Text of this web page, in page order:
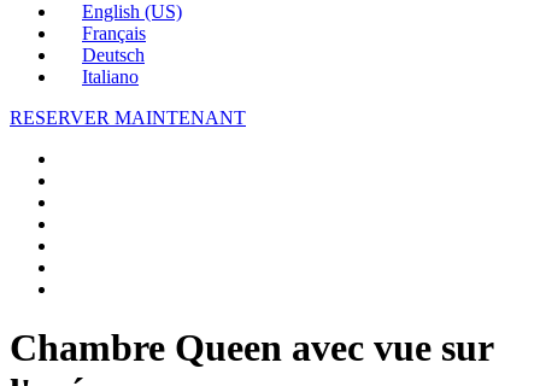
English (US)
Français
Deutsch
Italiano
RESERVER MAINTENANT
Chambre Queen avec vue sur